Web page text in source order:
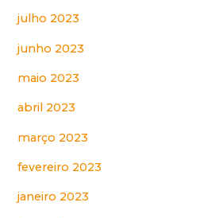
julho 2023
junho 2023
maio 2023
abril 2023
março 2023
fevereiro 2023
janeiro 2023